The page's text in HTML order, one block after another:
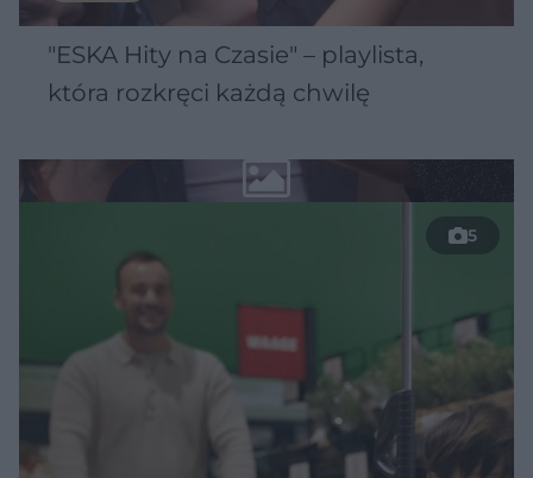
"ESKA Hity na Czasie" – playlista,
która rozkręci każdą chwilę
5